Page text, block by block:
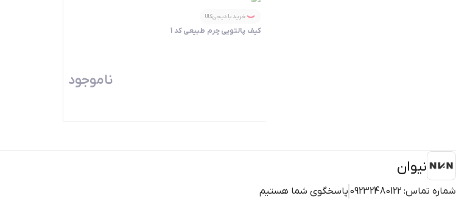
خرید با دیجی‌کالا
کیف پالتویی چرم طبیعی کد 1
ناموجود
نیوان
شماره تماس: 09232480122 پاسخگوی شما هستیم